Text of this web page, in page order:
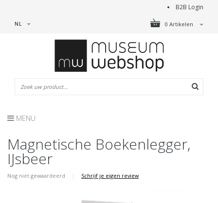
B2B Login
0 Artikelen
NL
MENU
Magnetische Boekenlegger,
IJsbeer
Nog niet gewaardeerd | Schrijf je eigen review